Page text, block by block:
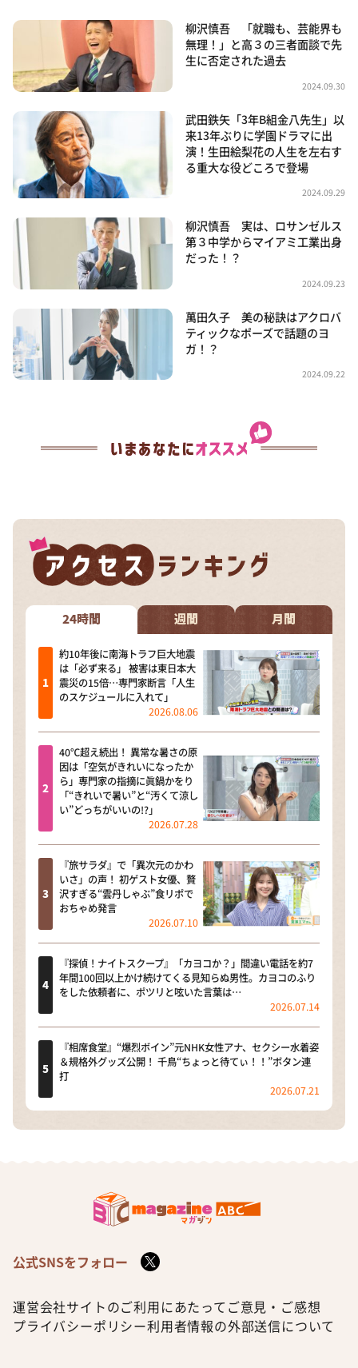
柳沢慎吾 「就職も、芸能界も
無理！」と高３の三者面談で先
生に否定された過去
2024.09.30
武田鉄矢「3年B組金八先生」以
来13年ぶりに学園ドラマに出
演！生田絵梨花の人生を左右す
る重大な役どころで登場
2024.09.29
柳沢慎吾 実は、ロサンゼルス
第３中学からマイアミ工業出身
だった！？
2024.09.23
萬田久子 美の秘訣はアクロバ
ティックなポーズで話題のヨ
ガ！？
2024.09.22
24時間 週間 月間
約10年後に南海トラフ巨大地震
は「必ず来る」 被害は東日本大
震災の15倍…専門家断言「人生
のスケジュールに入れて」
2026.08.06
40℃超え続出！ 異常な暑さの原
因は「空気がきれいになったか
ら」専門家の指摘に眞鍋かをり
「“きれいで暑い”と“汚くて涼し
い”どっちがいいの!?」
2026.07.28
『旅サラダ』で「異次元のかわ
いさ」の声！ 初ゲスト女優、贅
沢すぎる“雲丹しゃぶ”食リポで
おちゃめ発言
2026.07.10
『探偵！ナイトスクープ』「カヨコか？」間違い電話を約7
年間100回以上かけ続けてくる見知らぬ男性。カヨコのふり
をした依頼者に、ポツリと呟いた言葉は…
2026.07.14
『相席食堂』“爆烈ボイン”元NHK女性アナ、セクシー水着姿
＆規格外グッズ公開！ 千鳥“ちょっと待てぃ！！”ボタン連
打
2026.07.21
公式SNSをフォロー
運営会社サイトのご利用にあたって ご意見・ご感想
プライバシーポリシー利用者情報の外部送信について